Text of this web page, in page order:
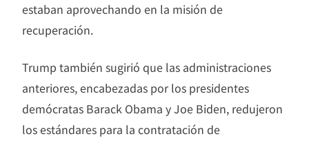
estaban aprovechando en la misión de
recuperación.
Trump también sugirió que las administraciones
anteriores, encabezadas por los presidentes
demócratas Barack Obama y Joe Biden, redujeron
los estándares para la contratación de